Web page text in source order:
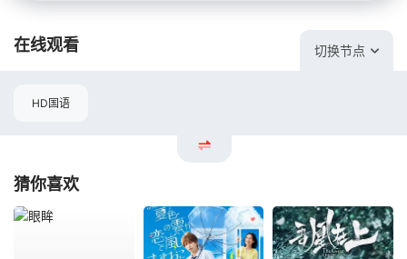
在线观看 切换节点
HD国语
猜你喜欢